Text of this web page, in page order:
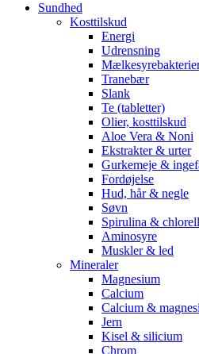
Sundhed
Kosttilskud
Energi
Udrensning
Tranebær
Slank
Te (tabletter)
Olier, kosttilskud
Aloe Vera & Noni
Ekstrakter & urter
Gurkemeje &
Fordøjelse
Hud, hår & negle
Søvn
Spirulina &
Aminosyre
Muskler & led
Mineraler
Magnesium
Calcium
Calcium &
Jern
Kisel & silicium
Chrom